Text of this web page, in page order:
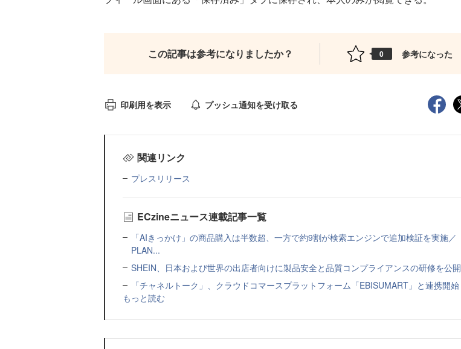
この記事は参考になりましたか？ 0 参考になった
印刷用を表示 プッシュ通知を受け取る
関連リンク
プレスリリース
ECzineニュース連載記事一覧
「AIきっかけ」の商品購入は半数超、一方で約9割が検索エンジンで追加検証を実施／
PLAN...
SHEIN、日本および世界の出店者向けに製品安全と品質コンプライアンスの研修を公開
「チャネルトーク」、クラウドコマースプラットフォーム「EBISUMART」と連携開始
もっと読む